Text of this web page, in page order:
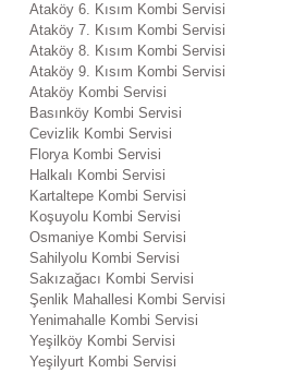
Ataköy 6. Kısım Kombi Servisi
Ataköy 7. Kısım Kombi Servisi
Ataköy 8. Kısım Kombi Servisi
Ataköy 9. Kısım Kombi Servisi
Ataköy Kombi Servisi
Basınköy Kombi Servisi
Cevizlik Kombi Servisi
Florya Kombi Servisi
Halkalı Kombi Servisi
Kartaltepe Kombi Servisi
Koşuyolu Kombi Servisi
Osmaniye Kombi Servisi
Sahilyolu Kombi Servisi
Sakızağacı Kombi Servisi
Şenlik Mahallesi Kombi Servisi
Yenimahalle Kombi Servisi
Yeşilköy Kombi Servisi
Yeşilyurt Kombi Servisi